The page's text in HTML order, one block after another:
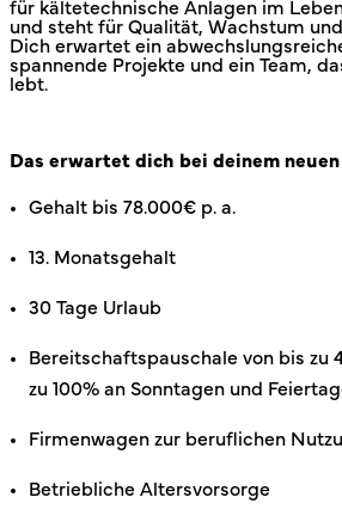
für kältetechnische Anlagen im
und steht für Qualität, Wachstum
Dich erwartet ein
spannende Projekte und ein Team,
lebt.
Das erwartet dich bei deinem
Gehalt bis 78.000€ p. a.
13. Monatsgehalt
30 Tage Urlaub
Bereitschaftspauschale von bis zu
zu 100% an Sonntagen und
Firmenwagen zur beruflichen
Betriebliche Altersvorsorge